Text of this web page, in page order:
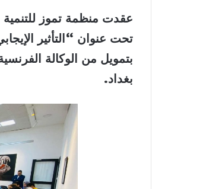
عقدت منظمة تموز للتنمية
تحت عنوان “التأثير
بتمويل من الوكالة
بغداد.